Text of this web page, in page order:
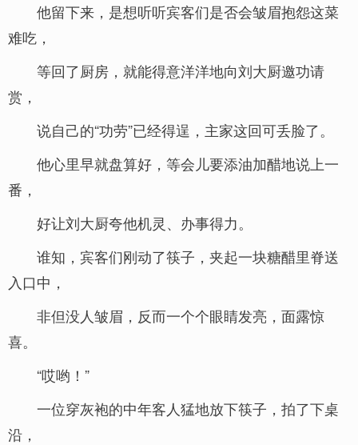
他留下来，是想听听宾客们是否会皱眉抱怨这菜
难吃，
等回了厨房，就能得意洋洋地向刘大厨邀功请
赏，
说自己的“功劳”已经得逞，主家这回可丢脸了。
他心里早就盘算好，等会儿要添油加醋地说上一
番，
好让刘大厨夸他机灵、办事得力。
谁知，宾客们刚动了筷子，夹起一块糖醋里脊送
入口中，
非但没人皱眉，反而一个个眼睛发亮，面露惊
喜。
“哎哟！”
一位穿灰袍的中年客人猛地放下筷子，拍了下桌
沿，